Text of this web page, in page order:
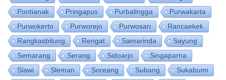
Pontianak
Pringapus Purbalingga
Purwakarta
Purwokerto
Purworejo Purwosari
Rancaekek
Rangkasbitung
Rengat Samarinda
Sayung
Semarang
Serang Sidoarjo
Singaparna
Slawi
Sleman Soreang Subang
Sukabumi